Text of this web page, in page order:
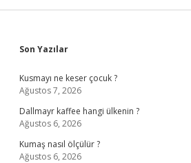
Sidebar
Son Yazılar
Kusmayı ne keser çocuk ?
Ağustos 7, 2026
Dallmayr kaffee hangi ülkenin ?
Ağustos 6, 2026
Kumaş nasıl ölçülür ?
Ağustos 6, 2026